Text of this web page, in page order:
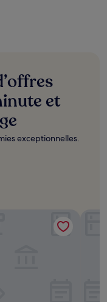
et
exceptionnelles.